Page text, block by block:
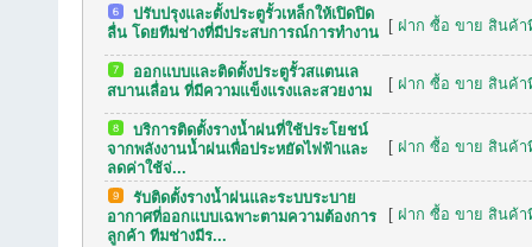
ปรับปรุงและตั้งประตูรั้วเหล็กให้เปิดปิด
ลื่น โดยทีมช่างที่มีประสบการณ์การทำงาน
[ ฝาก ซื้อ ขาย สินค้า
ออกแบบและติดตั้งประตูรั้วสแตนเล
สบานเลื่อน ที่มีความแข็งแรงและสวยงาม
[ ฝาก ซื้อ ขาย สินค้า
บริการติดตั้งรางน้ำฝนที่ใช้ประโยชน์
จากพลังงานน้ำฝนเพื่อประหยัดไฟฟ้าและ
ลดค่าใช้จ่...
[ ฝาก ซื้อ ขาย สินค้า
รับติดตั้งรางน้ำฝนและระบบระบาย
อากาศที่ออกแบบเฉพาะตามความต้องการ
ลูกค้า ทีมช่างมีร...
[ ฝาก ซื้อ ขาย สินค้า